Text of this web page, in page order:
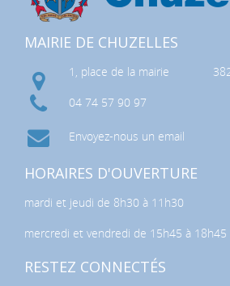
MAIRIE DE CHUZELLES
1, place de la mairie
04 74 57 90 97
Envoyez-nous un email
HORAIRES D'OUVERTURE
mardi et jeudi de 8h30 à 11h30
mercredi et vendredi de 15h45 à 18h45
RESTEZ CONNECTÉS